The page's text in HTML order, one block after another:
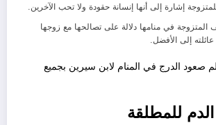
إشارة إلى أنها إنسانة حقودة ولا تحب الآخرين.
في منامها دلالة على تصالحها مع زوجها
عائلته إلى الأفضل.
صعود الدرج في المنام لابن سيرين بجميع
للمطلقة